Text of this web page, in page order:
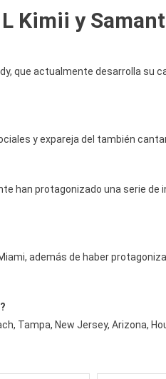
Kimii y
que actualmente desarrolla su
y expareja del también
han protagonizado una serie de
además de haber
Tampa, New Jersey, Arizona,